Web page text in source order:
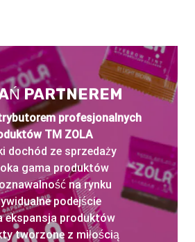
PARTNEREM
profesjonalnych
TM ZOLA
dochód ze sprzedaży
gama produktów
na rynku
podejście
ekspansja produktów
tworzone z miłością